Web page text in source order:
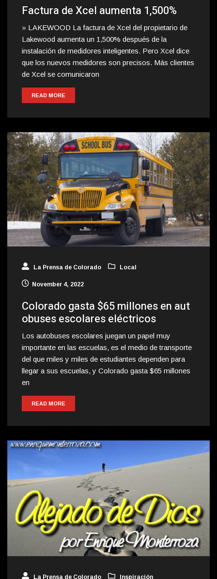
Factura de Xcel aumenta 1,500%
» LAKEWOOD La factura de Xcel del propietario de
Lakewood aumenta un 1,500% después de la
instalación de medidores inteligentes. Pero Xcel dice
que los nuevos medidores son precisos. Más clientes
de Xcel se comunicaron
READ MORE
La Prensa de Colorado Local
November 4, 2022
Colorado gasta $65 millones en aut
obuses escolares eléctricos
Los autobuses escolares juegan un papel muy
importante en las escuelas, es el medio de transporte
del que miles y miles de estudiantes dependen para
llegar a sus escuelas, y Colorado gasta $65 millones
en
READ MORE
La Prensa de Colorado Inspiración